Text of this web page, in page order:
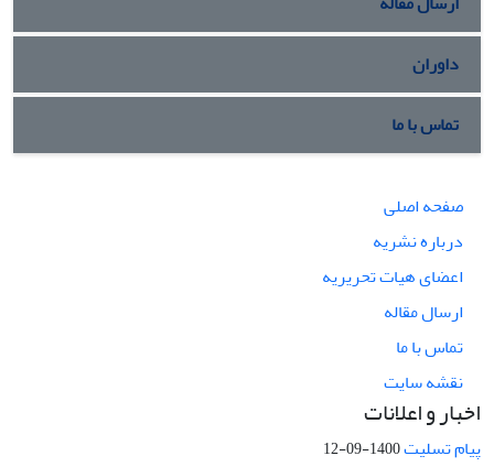
داوران
تماس با ما
صفحه اصلی
درباره نشریه
اعضای هیات تحریریه
ارسال مقاله
تماس با ما
نقشه سایت
اخبار و اعلانات
پیام تسلیت1400-09-12